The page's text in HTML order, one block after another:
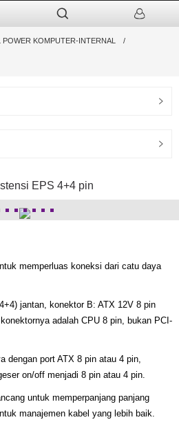
POWER KOMPUTER-INTERNAL
EPS 4+4 pin
memperluas koneksi dari catu daya
jantan, konektor B: ATX 12V 8 pin
adalah CPU 8 pin, bukan PCI-
dengan port ATX 8 pin atau 4 pin,
on/off menjadi 8 pin atau 4 pin.
untuk memperpanjang panjang
manajemen kabel yang lebih baik.